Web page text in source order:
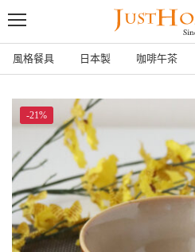
風格餐具 日本製 咖啡午茶
-21%